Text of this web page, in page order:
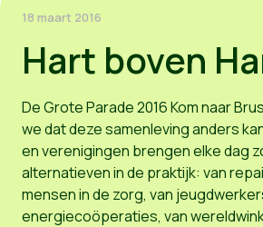
18 maart 2016
Hart boven
De Grote Parade 2016 Kom naar
we dat deze samenleving anders
en verenigingen brengen elke dag
alternatieven in de praktijk: van
mensen in de zorg, van
energiecoöperaties, van